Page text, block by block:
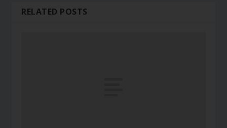
RELATED POSTS